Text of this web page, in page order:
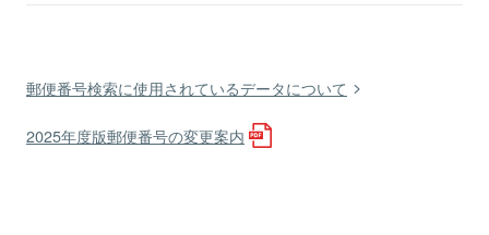
郵便番号検索に使用されているデータについて
2025年度版郵便番号の変更案内